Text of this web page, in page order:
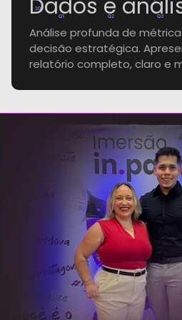
20k
Q1
Q2 Q3
Dados e
Análise profunda de
decisão estratégica.
relatório completo, claro e